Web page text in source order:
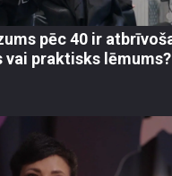
pēc 40 ir
praktisks lēmums?